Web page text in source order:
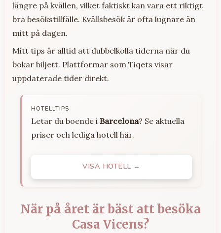
längre på kvällen, vilket faktiskt kan vara ett riktigt
bra besökstillfälle. Kvällsbesök är ofta lugnare än
mitt på dagen.
Mitt tips är alltid att dubbelkolla tiderna när du
bokar biljett. Plattformar som Tiqets visar
uppdaterade tider direkt.
HOTELLTIPS
Letar du boende i Barcelona? Se aktuella
priser och lediga hotell här.
VISA HOTELL →
När på året är bäst att besöka
Casa Vicens?